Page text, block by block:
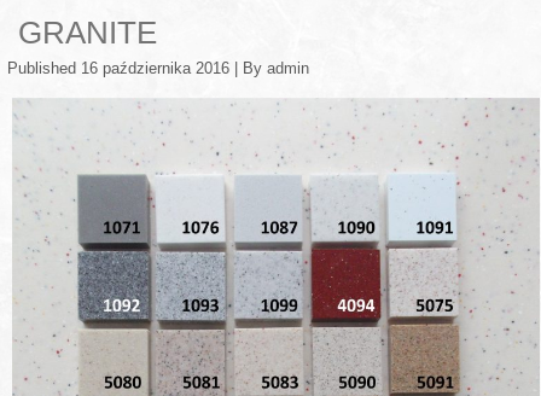
GRANITE
Published 16 października 2016 By admin